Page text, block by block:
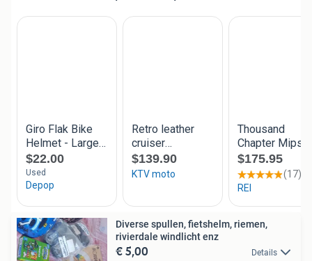
Diverse spullen, fietshelm, riemen,
rivierdale windlicht enz
€ 5,00 Details